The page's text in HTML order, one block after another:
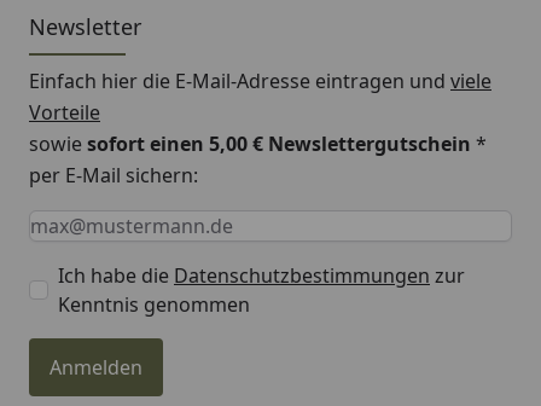
Newsletter
Einfach hier die E-Mail-Adresse eintragen und viele
Vorteile
sowiesofort einen 5,00 € Newslettergutschein *
per E-Mail sichern:
Keine Eingabe erforderlich
Eingabe erforderlich
E-Mail *
Ich habe die Datenschutzbestimmungen zur
Kenntnis genommen
Anmelden